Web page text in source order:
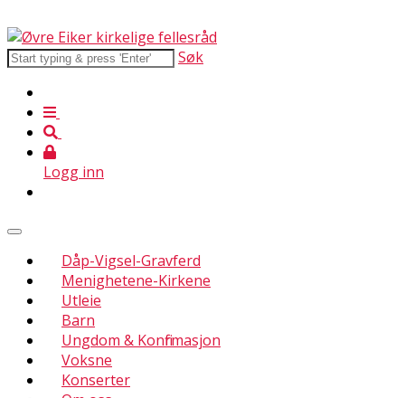
Søk
Logg inn
Dåp-Vigsel-Gravferd
Menighetene-Kirkene
Utleie
Barn
Ungdom & Konfirmasjon
Voksne
Konserter